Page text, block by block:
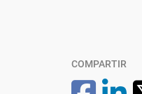
COMPARTIR